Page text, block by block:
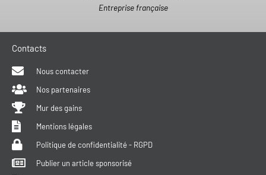
Entreprise française
Contacts
Nous contacter
Nos partenaires
Mur des gains
Mentions légales
Politique de confidentialité - RGPD
Publier un article sponsorisé